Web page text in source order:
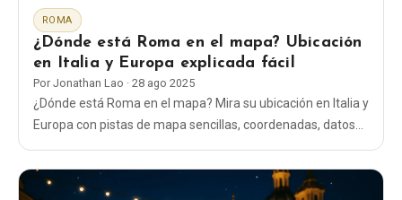
Todos los recuerdos
Posters
T-Shirts
Fridge Magnets
ROMA
¿Dónde está Roma en el mapa? Ubicación
en Italia y Europa explicada fácil
Por Jonathan Lao · 28 ago 2025
¿Dónde está Roma en el mapa? Mira su ubicación en Italia y
Europa con pistas de mapa sencillas, coordenadas, datos